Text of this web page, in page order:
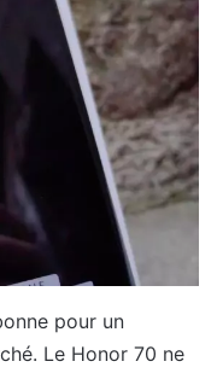
pour un
Le Honor 70 ne